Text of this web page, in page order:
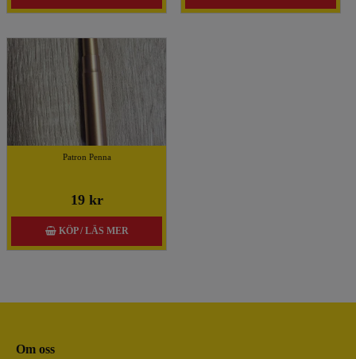
Patron Penna
19 kr
KÖP / LÄS MER
Om oss